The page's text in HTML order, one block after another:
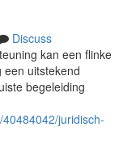
Discuss
kan een flinke
een uitstekend
begeleiding
juridisch-